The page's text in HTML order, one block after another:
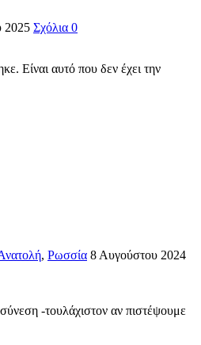
2025 Σχόλια 0
Είναι αυτό που δεν έχει την
, Ρωσσία 8 Αυγούστου 2024
-τουλάχιστον αν πιστέψουμε